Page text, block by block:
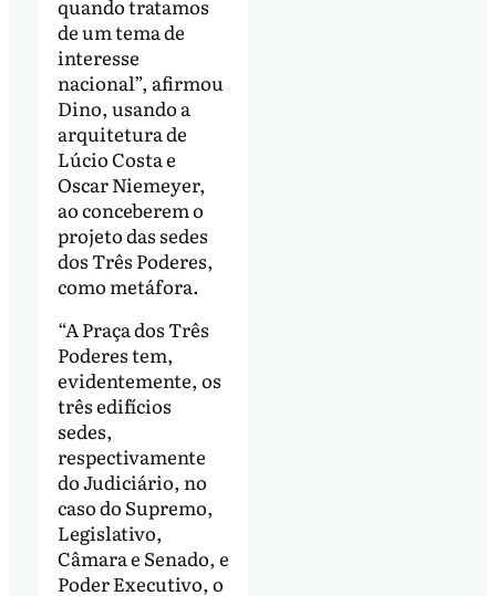
quando tratamos
de um tema de
interesse
nacional”, afirmou
Dino, usando a
arquitetura de
Lúcio Costa e
Oscar Niemeyer,
ao conceberem o
projeto das sedes
dos Três Poderes,
como metáfora.
“A Praça dos Três
Poderes tem,
evidentemente, os
três edifícios
sedes,
respectivamente
do Judiciário, no
caso do Supremo,
Legislativo,
Câmara e Senado, e
Poder Executivo, o